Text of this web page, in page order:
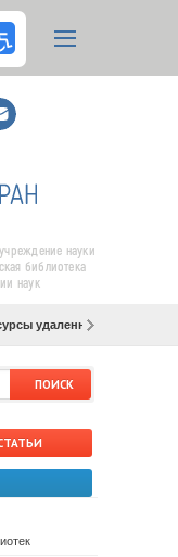
науки
библиотека
наук
удаленного доступа